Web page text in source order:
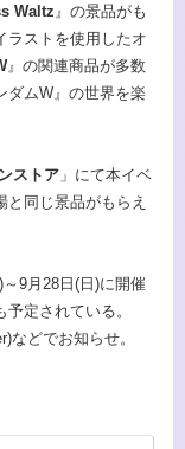
Waltz 』の景品がも
ラストを使用したオ
』の関連商品が多数
ダムW』の世界を楽
ストア 」にて本イベ
同じ景品がもらえ
9月28日(日)に開催
定されている。
などでお知らせ。